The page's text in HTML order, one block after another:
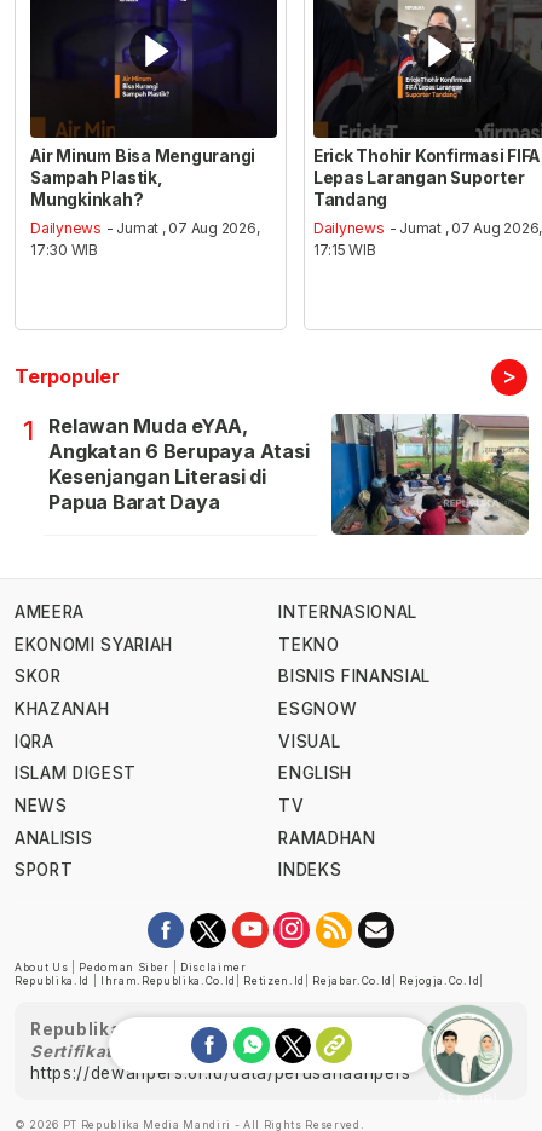
Air Minum Bisa Mengurangi
Sampah Plastik,
Mungkinkah?
Dailynews - Jumat , 07 Aug 2026,
17:30 WIB
Erick Thohir Konfirmasi FIFA
Lepas Larangan Suporter
Tandang
Dailynews - Jumat , 07 Aug 2026,
17:15 WIB
Terpopuler >
1
Relawan Muda eYAA,
Angkatan 6 Berupaya Atasi
Kesenjangan Literasi di
Papua Barat Daya
AMEERA
EKONOMI SYARIAH
SKOR
KHAZANAH
IQRA
ISLAM DIGEST
NEWS
ANALISIS
SPORT
INTERNASIONAL
TEKNO
BISNIS FINANSIAL
ESGNOW
VISUAL
ENGLISH
TV
RAMADHAN
INDEKS
About Us Pedoman Siber
Disclaimer
Republika.id
Ihram.republika.co.id Retizen.id Rejabar.co.id Rejogja.co.id
Republika telah diverifikasi oleh Dewan Pers
Sertifikat Nomor 1058/DP-Verifikasi/K/XII/2022
https://dewanpers.or.id/data/perusahaanpers
© 2026 PT Republika Media Mandiri - All Rights Reserved.
Ask me!